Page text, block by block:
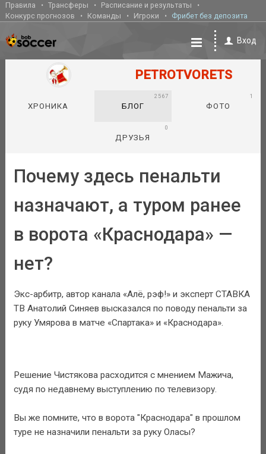
Правила Трансферы
Расписание и результаты
Конкурс прогнозов
Команды Игроки Фрибет без депозита
Вход
PETROTVORETS
ХРОНИКА БЛОГ
2567
ФОТО
1
ДРУЗЬЯ
0
Почему здесь пенальти
назначают, а туром ранее
в ворота «Краснодара» —
нет?
Экс-арбитр, автор канала «Алё, рэф!» и эксперт СТАВКА
ТВ Анатолий Синяев высказался по поводу пенальти за
руку Умярова в матче «Спартака» и «Краснодара».
Решение Чистякова расходится с мнением Мажича,
судя по недавнему выступлению по телевизору.
Вы же помните, что в ворота "Краснодара" в прошлом
туре не назначили пенальти за руку Оласы?